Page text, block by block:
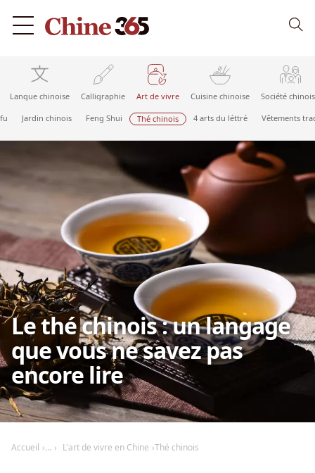
Langue chinoise Calligraphie Art de vivre Cuisine chinoise Société
Jardin chinois Feng Shui Thé chinois 4 arts du léttré Vêtements
Le thé chinois : un langage
que vous ne savez pas
encore lire
Accueil L'art de vivre en Chine Thé chinois